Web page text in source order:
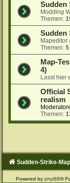
Sudden
Modding
Themen:
Sudden
Mapeditor
Themen:5
Map-
4)
Lasst hier
Official
realism
Themen:
Sudden-Strike-
Powered byphpBB®